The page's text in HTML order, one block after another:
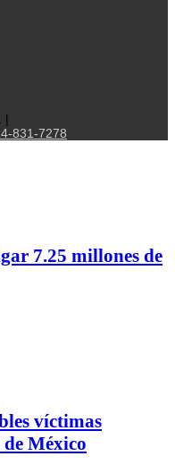
|
831-7278
7.25 millones de
víctimas
México